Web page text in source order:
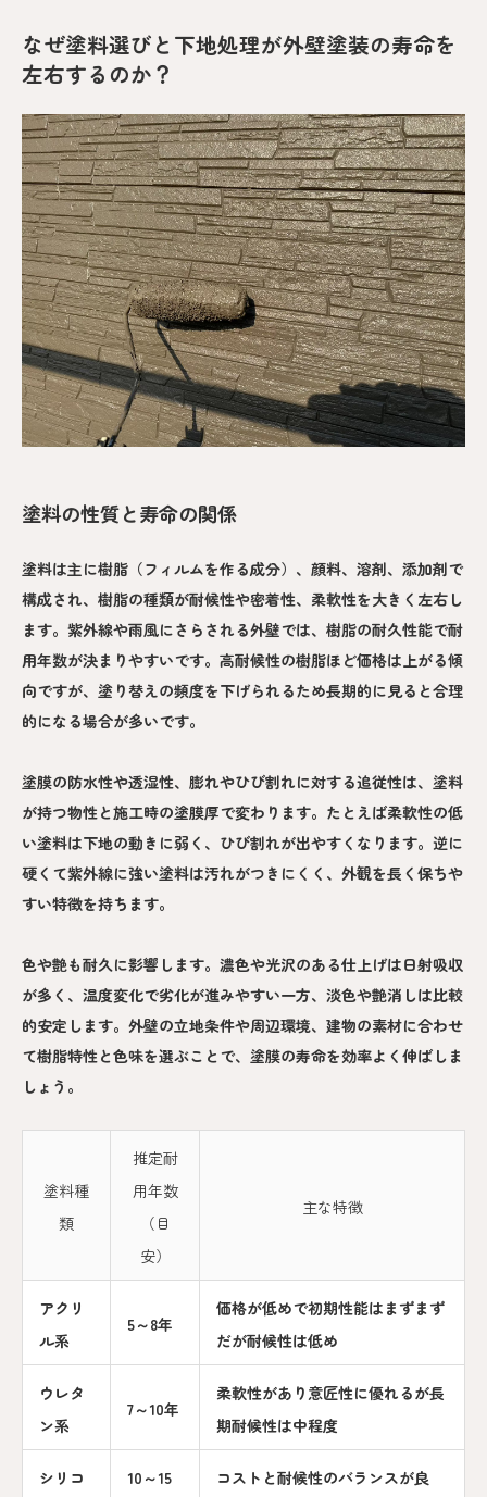
なぜ塗料選びと下地処理が外壁塗装の寿命を
左右するのか？
塗料の性質と寿命の関係
塗料は主に樹脂（フィルムを作る成分）、顔料、溶剤、添加剤で
構成され、樹脂の種類が耐候性や密着性、柔軟性を大きく左右し
ます。紫外線や雨風にさらされる外壁では、樹脂の耐久性能で耐
用年数が決まりやすいです。高耐候性の樹脂ほど価格は上がる傾
向ですが、塗り替えの頻度を下げられるため長期的に見ると合理
的になる場合が多いです。
塗膜の防水性や透湿性、膨れやひび割れに対する追従性は、塗料
が持つ物性と施工時の塗膜厚で変わります。たとえば柔軟性の低
い塗料は下地の動きに弱く、ひび割れが出やすくなります。逆に
硬くて紫外線に強い塗料は汚れがつきにくく、外観を長く保ちや
すい特徴を持ちます。
色や艶も耐久に影響します。濃色や光沢のある仕上げは日射吸収
が多く、温度変化で劣化が進みやすい一方、淡色や艶消しは比較
的安定します。外壁の立地条件や周辺環境、建物の素材に合わせ
て樹脂特性と色味を選ぶことで、塗膜の寿命を効率よく伸ばしま
しょう。
塗料種
類
推定耐
用年数
（目
安）
主な特徴
アクリ
ル系
5～8年
価格が低めで初期性能はまずまず
だが耐候性は低め
ウレタ
ン系
7～10年
柔軟性があり意匠性に優れるが長
期耐候性は中程度
シリコ
10～15
コストと耐候性のバランスが良